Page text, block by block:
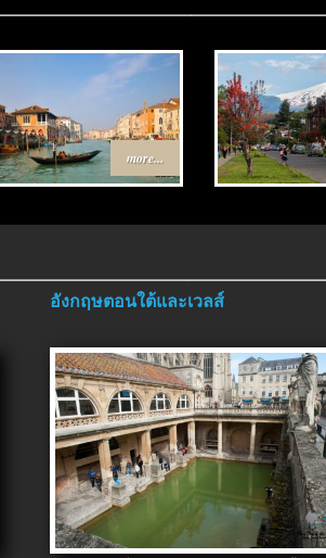
more...
อังกฤษตอนใต้และเวลส์